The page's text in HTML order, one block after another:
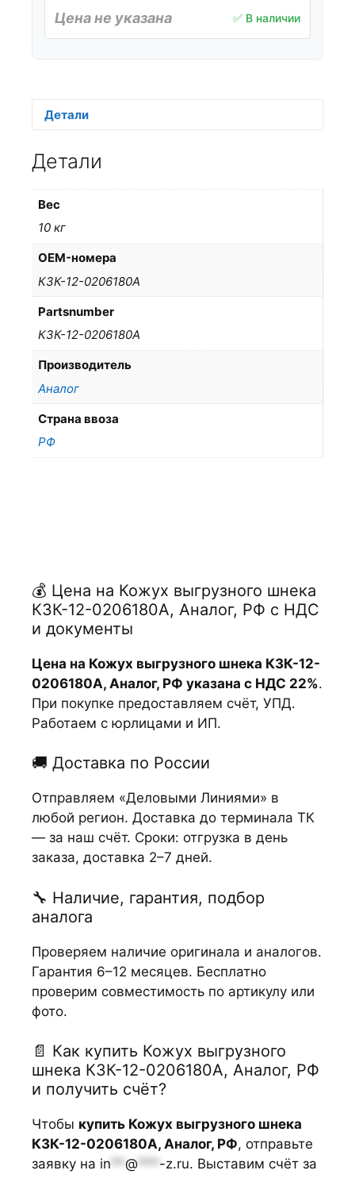
Цена не указана ✅ В наличии
Детали
Детали
Вес
10 кг
OEM-номера
КЗК-12-0206180А
Partsnumber
КЗК-12-0206180А
Производитель
Аналог
Страна ввоза
РФ
💰 Цена на Кожух выгрузного шнека
КЗК-12-0206180А, Аналог, РФ с НДС
и документы
Цена на Кожух выгрузного шнека КЗК-12-
0206180А, Аналог, РФ указана с НДС 22%.
При покупке предоставляем счёт, УПД.
Работаем с юрлицами и ИП.
🚚 Доставка по России
Отправляем «Деловыми Линиями» в
любой регион. Доставка до терминала ТК
— за наш счёт. Сроки: отгрузка в день
заказа, доставка 2–7 дней.
🔧 Наличие, гарантия, подбор
аналога
Проверяем наличие оригинала и аналогов.
Гарантия 6–12 месяцев. Бесплатно
проверим совместимость по артикулу или
фото.
📄 Как купить Кожух выгрузного
шнека КЗК-12-0206180А, Аналог, РФ
и получить счёт?
Чтобы купить Кожух выгрузного шнека
КЗК-12-0206180А, Аналог, РФ, отправьте
заявку на in **@ *** -z.ru. Выставим счёт за